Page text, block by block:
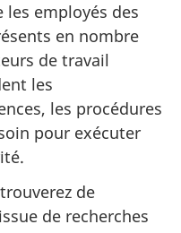
employés des
en nombre
de travail
les
les procédures
pour exécuter
de
de recherches